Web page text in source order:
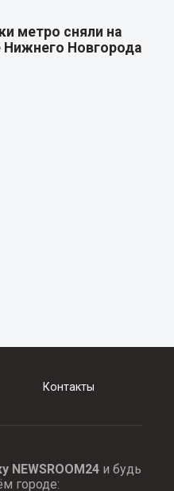
метро сняли на
Нижнего Новгорода
Контакты
NEWSROOM24и будь
городе: